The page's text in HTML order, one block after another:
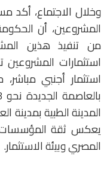
وخلال الاجتماع، أكد
المشروعين، أن
من تنفيذ هذين
استثمار أجنبي مباشر،
يعكس ثقة المؤسسات
المصري وبيئة الاستثمار.